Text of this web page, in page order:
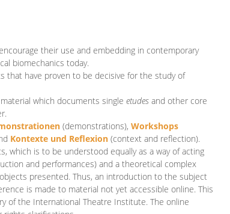
their use and embedding in contemporary
biomechanics today.
that have proven to be decisive for the study of
which documents single etudes and other core
(demonstrations), Workshops
Kontexte und Reflexion (context and reflection).
which is to be understood equally as a way of acting
and performances) and a theoretical complex
presented. Thus, an introduction to the subject
is made to material not yet accessible online. This
of the International Theatre Institute. The online